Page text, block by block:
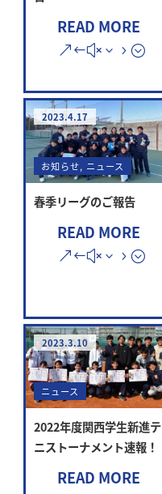
READ MORE
2023.4.17
お知らせ, ニュース
春季リーグのご報告
READ MORE
2023.3.10
ニュース
2022年度関西学生新進テ
ニストーナメント速報！
READ MORE